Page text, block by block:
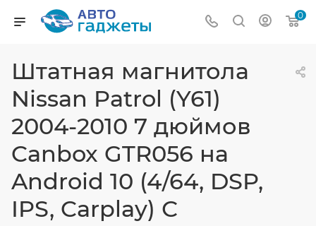
0
Штатная магнитола
Nissan Patrol (Y61)
2004-2010 7 дюймов
Canbox GTR056 на
Android 10 (4/64, DSP,
IPS, Carplay) С